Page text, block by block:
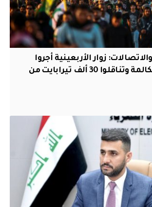
زوار الأربعينية أجروا
208 ملايين مكالمة وتناقلوا 30 ألف تيرابايت من